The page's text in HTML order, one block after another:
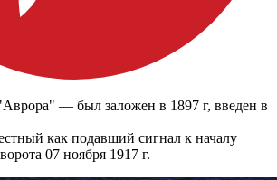
— был заложен в 1897 г, введен в
как подавший сигнал к началу
07 ноября 1917 г.